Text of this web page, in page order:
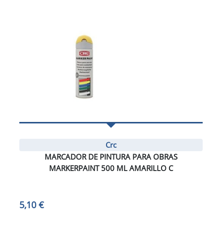
Crc
MARCADOR DE PINTURA PARA OBRAS
MARKERPAINT 500 ML AMARILLO C
5,10 €